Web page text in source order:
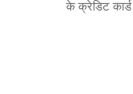
के क्रेडिट